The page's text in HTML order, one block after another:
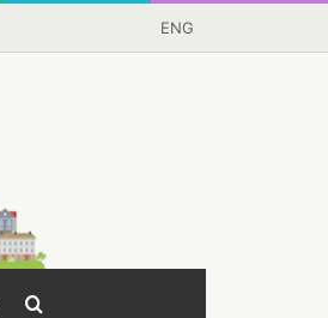
ENG
Поищем?